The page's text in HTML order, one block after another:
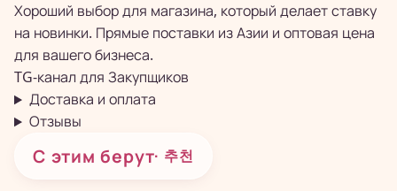
Хороший выбор для магазина, который делает ставку
на новинки. Прямые поставки из Азии и оптовая цена
для вашего бизнеса.
TG-канал для Закупщиков
Доставка и оплата
Отзывы
С этим берут· 추천